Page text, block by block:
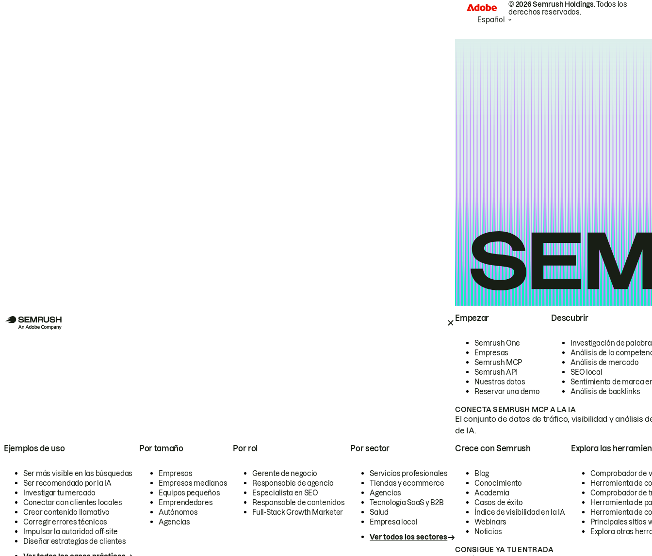
Empezar
Semrush One
Empresas
Semrush MCP
Semrush API
Nuestros datos
Reservar una demo
Descubrir
Investigación de
Análisis de la
Análisis de mercado
SEO local
Sentimiento de marca
Análisis de backlinks
CONECTA SEMRUSH MCP A LA IA
El conjunto de datos de tráfico, visibilidad y análisis
de IA.
Ejemplos de uso
Ser más visible en las búsquedas
Ser recomendado por la IA
Investigar tu mercado
Conectar con clientes locales
Crear contenido llamativo
Corregir errores técnicos
Impulsar la autoridad off-site
Diseñar estrategias de clientes
Por tamaño
Empresas
Empresas medianas
Equipos pequeños
Emprendedores
Autónomos
Agencias
Por rol
Gerente de negocio
Responsable de agencia
Especialista en SEO
Responsable de contenidos
Full-Stack Growth Marketer
Por sector
Servicios profesionales
Tiendas y ecommerce
Agencias
Tecnología SaaS y B2B
Salud
Empresa local
Ver todos los sectores
Crece con Semrush
Blog
Conocimiento
Academia
Casos de éxito
Índice de visibilidad en la IA
Webinars
Noticias
Explora las
Comprobador de
Herramienta de
Comprobador de
Herramienta de
Herramienta de
Principales sitios
Explora otras
CONSIGUE YA TU ENTRADA
© 2026 Semrush Holdings.Todos los
derechos reservados.
Español